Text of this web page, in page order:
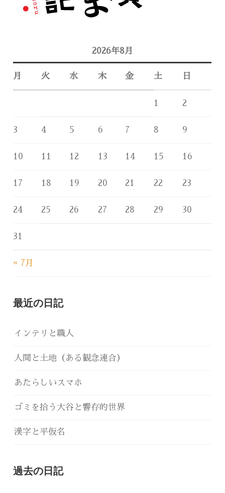
2026年8月
月 火 水 木 金 土 日
« 7月
1 2
3 4 5 6 7 8 9
10 11 12 13 14 15 16
17 18 19 20 21 22 23
24 25 26 27 28 29 30
31
最近の日記
インテリと職人
人間と土地（ある観念連合）
あたらしいスマホ
ゴミを拾う大谷と響存的世界
漢字と平仮名
過去の日記